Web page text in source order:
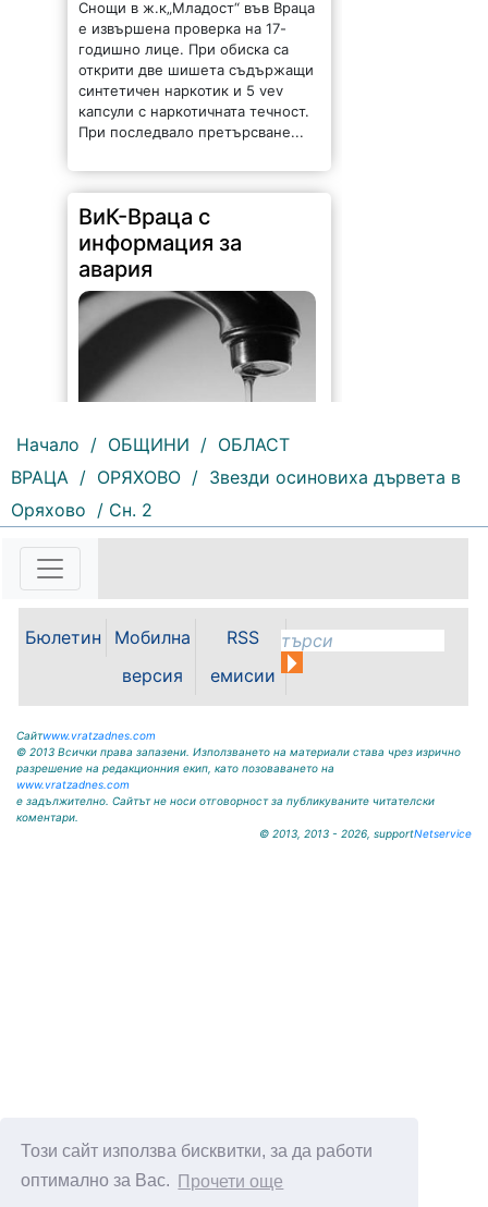
Този сайт използва бисквитки, за да работи
оптимално за Вас.
Прочети още
Снощи в ж.к„Младост“ във Враца
е извършена проверка на 17-
годишно лице. При обиска са
открити две шишета съдържащи
синтетичен наркотик и 5 vev
капсули с наркотичната течност.
При последвало претърсване...
ВиК-Враца с
информация за
авария
191 | 2026-08-07 10:31:48
"Водоснабдяване и канализация“
ООД – Враца уведомява своите
възникнала аварийна ситуация е
спряно водоподаването в
ул."Никола Вапцаров" днес
07.08.2026г. до отстраняване на
аварията. Тел.: 092 66 11 19 Тел.:
0889 316...
Начало / ОБЩИНИ / ОБЛАСТ
ВРАЦА / ОРЯХОВО / Звезди осиновиха дървета в
Оряхово / Сн. 2
Бюлетин
Мобилна
версия
RSS
емисии
Сайтwww.vratzadnes.com
© 2013 Всички права запазени. Използването на материали става чрез изрично
разрешение на редакционния екип, като позоваването на
www.vratzadnes.com
е задължително. Сайтът не носи отговорност за публикуваните читателски
коментари.
© 2013, 2013 - 2026, supportNetservice